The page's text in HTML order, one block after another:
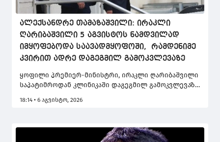
ალექსანდრე თამაზაშვილი: ირაკლი
ღარიბაშვილი 5 აგვისტოს ნამდვილად
იმყოფებოდა საავადმყოფოში, რამდენიმე
კვირით ადრე დაგეგმილ გამოკვლევაზე
ყოფილი პრემიერ-მინისტრი, ირაკლი ღარიბაშვილი
საპატიმროდან კლინიკაში დაგეგმილ გამოკვლევაზე
ღარიბაშვილის ახლო ნათესავი ალექსანდრე
18:14 • 6 აგვისტო, 2026